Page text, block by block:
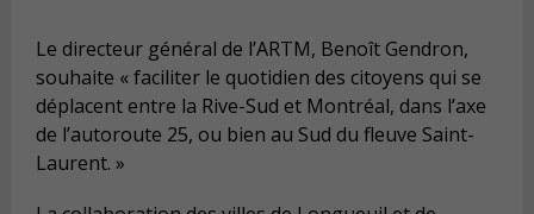
Le directeur général de l’ARTM, Benoît Gendron,
souhaite « faciliter le quotidien des citoyens qui se
déplacent entre la Rive-Sud et Montréal, dans l’axe
de l’autoroute 25, ou bien au Sud du fleuve Saint-
Laurent. »